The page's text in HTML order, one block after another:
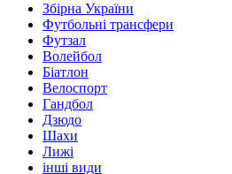
Збірна України
Футбольні трансфери
Футзал
Волейбол
Біатлон
Велоспорт
Гандбол
Дзюдо
Шахи
Лижі
інші види